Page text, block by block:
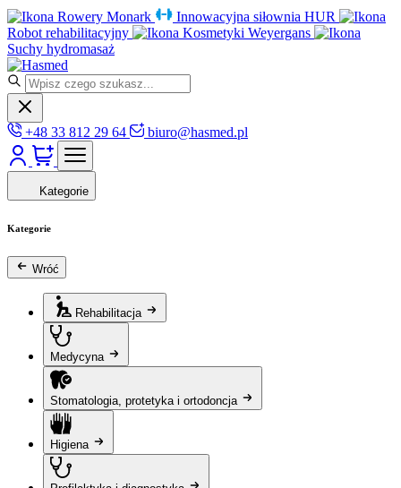
Rowery Monark
Innowacyjna siłownia HUR
Robot rehabilitacyjny
Kosmetyki Weyergans
Suchy hydromasaż
+48 33 812 29 64 biuro@hasmed.pl
Kategorie
Kategorie
Wróć
Rehabilitacja
Medycyna
Stomatologia, protetyka i ortodoncja
Higiena